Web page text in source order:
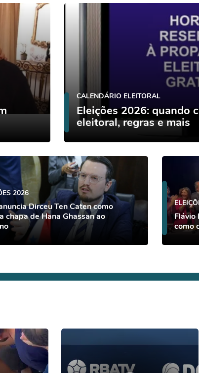
CALENDÁRIO ELEITORAL
Eleições 2026: quando
eleitoral, regras e mais
2026
Dirceu Ten Caten como
chapa de Hana Ghassan ao
Flávio
como